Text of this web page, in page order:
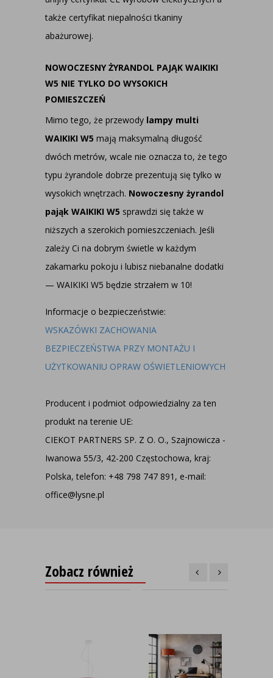
także certyfikat niepalności tkaniny
abażurowej.
NOWOCZESNY ŻYRANDOL PAJĄK WAIKIKI
W5 NIE TYLKO DO WYSOKICH
POMIESZCZEŃ
Mimo tego, że przewody lampy multi
WAIKIKI W5 mają maksymalną długość
dwóch metrów, wcale nie oznacza to, że tego
typu żyrandole dobrze prezentują się tylko w
wysokich wnętrzach. Nowoczesny żyrandol
pająk WAIKIKI W5 sprawdzi się także w
niższych a szerokich pomieszczeniach. Jeśli
zależy Ci na dobrym świetle w każdym
zakamarku pokoju i lubisz niebanalne dodatki
— WAIKIKI W5 będzie strzałem w 10!
Informacje o bezpieczeństwie:
WSKAZÓWKI ZACHOWANIA
BEZPIECZEŃSTWA PRZY MONTAŻU I
UŻYTKOWANIU OPRAW OŚWIETLENIOWYCH
Producent i podmiot odpowiedzialny za ten
produkt na terenie UE:
CIEKOT PARTNERS SP. Z O. O., Szajnowicza -
Iwanowa 55/3, 42-200 Częstochowa, kraj:
Polska, telefon: +48 798 747 891, e-mail:
office@lysne.pl
Zobacz również